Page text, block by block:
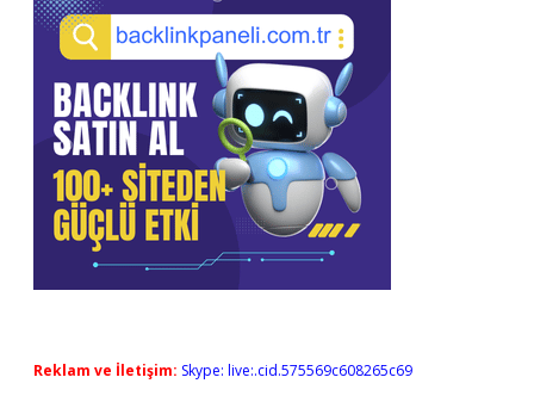
Reklam ve İletişim: Skype: live:.cid.575569c608265c69